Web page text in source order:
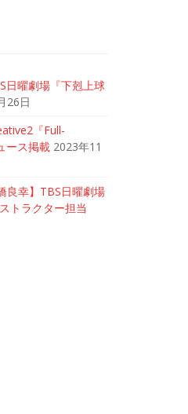
日曜劇場『下剋上球
26日
『Full-
ース掲載 2023年11
良幸】TBS日曜劇場
トラクター担当